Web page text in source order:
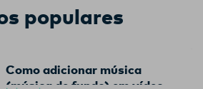
populares
Como adicionar música
(música de fundo) em vídeo